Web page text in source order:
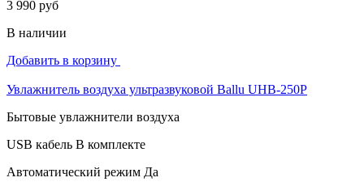
3 990 руб
В наличии
Добавить в корзину
Увлажнитель воздуха ультразвуковой Ballu UHB-250P
Бытовые увлажнители воздуха
USB кабель В комплекте
Автоматический режим Да